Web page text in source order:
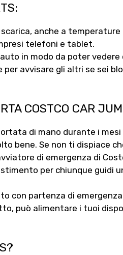
:
anche a temperature
telefoni e tablet.
in modo da poter
avvisare gli altri se sei
COSTCO CAR
di mano durante i mesi
bene. Se non ti dispiace
di emergenza di
per chiunque guidi
con partenza di
può alimentare i tuoi
?